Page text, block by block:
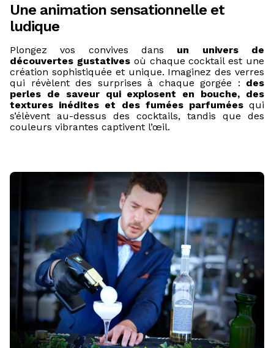
Une animation sensationnelle et
ludique
Plongez vos convives dans un univers de
découvertes gustativesoù chaque cocktail est une
création sophistiquée et unique. Imaginez des verres
qui révèlent des surprises à chaque gorgée : des
perles de saveur qui explosent en bouche, des
textures inédites et des fumées parfuméesqui
s’élèvent au-dessus des cocktails, tandis que des
couleurs vibrantes captivent l’œil.